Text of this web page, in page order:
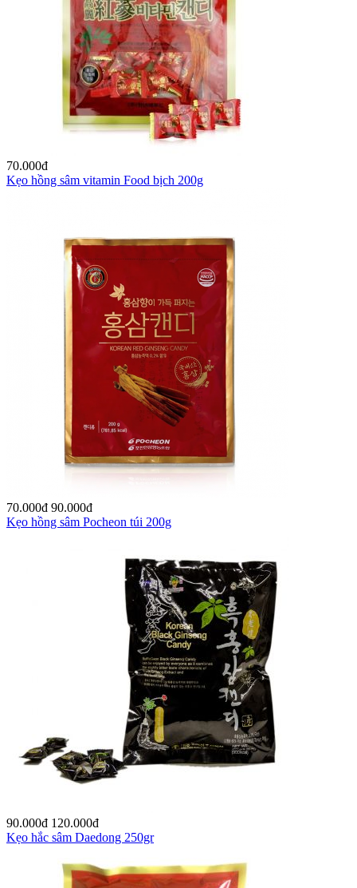
70.000đ
Kẹo hồng sâm vitamin Food bịch 200g
70.000đ 90.000đ
Kẹo hồng sâm Pocheon túi 200g
90.000đ 120.000đ
Kẹo hắc sâm Daedong 250gr